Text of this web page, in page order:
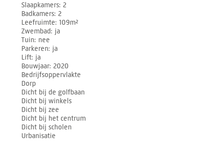
Slaapkamers 2
Badkamers 2
Leefruimte 109m²
Zwembad ja
Tuin nee
Parkeren ja
Lift ja
Bouwjaar 2020
Bedrijfsoppervlakte
Dorp
Dicht bij de golfbaan
Dicht bij winkels
Dicht bij zee
Dicht bij het centrum
Dicht bij scholen
Urbanisatie